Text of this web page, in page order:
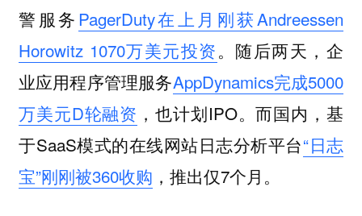
警服务 PagerDuty在上月刚获Andreessen
Horowitz 1070万美元投资。随后两天，企
业应用程序管理服务AppDynamics完成5000
万美元D轮融资 ，也计划IPO。而国内，基
于SaaS模式的在线网站日志分析平台“日志
宝”刚刚被360收购 ，推出仅7个月。